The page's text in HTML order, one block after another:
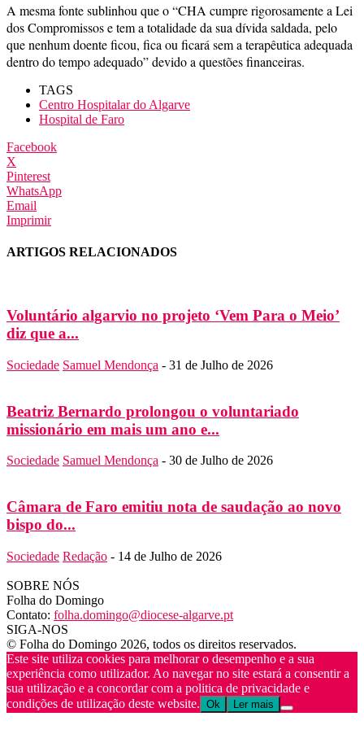
A mesma fonte sublinhou que o “CHA cumpre rigorosamente a Lei
dos Compromissos e tem a totalidade da sua dívida saldada, pelo
que nenhum doente ficou, fica ou ficará sem a terapêutica adequada
dentro do tempo adequado” devido a questões financeiras.
TAGS
Centro Hospitalar do Algarve
Hospital de Faro
Facebook
X
Pinterest
WhatsApp
Email
Imprimir
ARTIGOS RELACIONADOS
Voluntário algarvio no projeto ‘Vem Para o Meio’
diz que a...
Sociedade Samuel Mendonça - 31 de Julho de 2026
Beatriz Bernardo prolongou o voluntariado
missionário em mais um ano e...
Sociedade Samuel Mendonça - 30 de Julho de 2026
Câmara de Faro emitiu nota de saudação ao novo
bispo do...
Sociedade Redação - 14 de Julho de 2026
SOBRE NÓS
Folha do Domingo
Contato: folha.domingo@diocese-algarve.pt
SIGA-NOS
© Folha do Domingo 2026, todos os direitos reservados.
Este site utiliza cookies para melhorar o desempenho e a sua
experiência como utilizador. Ao navegar no site estará a consentir a
sua utilização e a concordar com a politica de privacidade e
condições de utilização deste website. Ok Ler mais